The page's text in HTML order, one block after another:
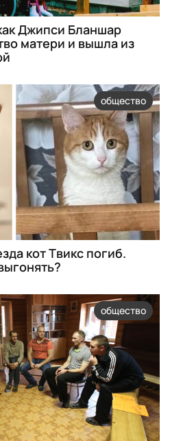
Джипси Бланшар
матери и вышла из
общество
кот Твикс погиб.
общество